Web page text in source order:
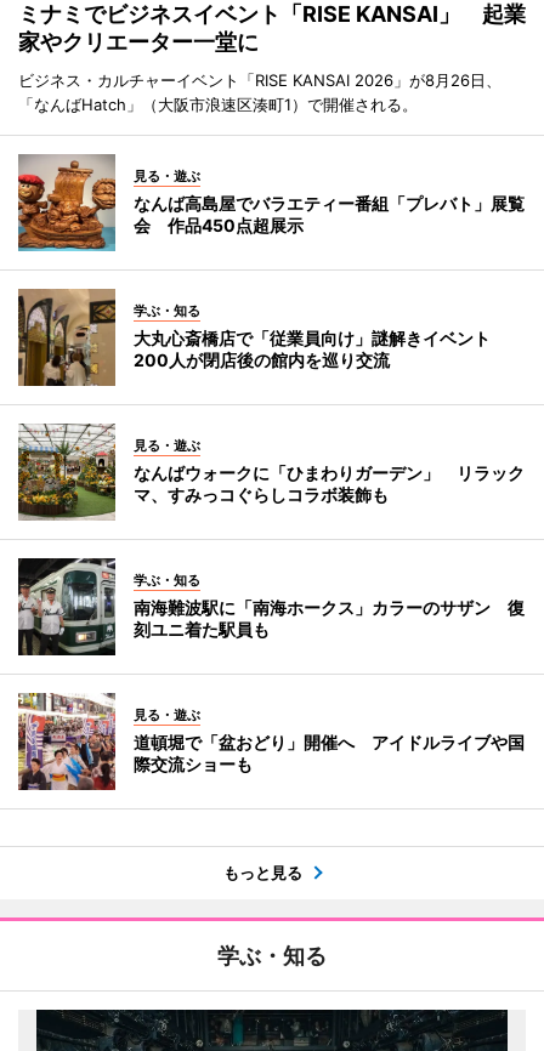
ミナミでビジネスイベント「RISE KANSAI」 起業
家やクリエーター一堂に
ビジネス・カルチャーイベント「RISE KANSAI 2026」が8月26日、
「なんばHatch」（大阪市浪速区湊町1）で開催される。
見る・遊ぶ
なんば高島屋でバラエティー番組「プレバト」展覧
会 作品450点超展示
学ぶ・知る
大丸心斎橋店で「従業員向け」謎解きイベント
200人が閉店後の館内を巡り交流
見る・遊ぶ
なんばウォークに「ひまわりガーデン」 リラック
マ、すみっコぐらしコラボ装飾も
学ぶ・知る
南海難波駅に「南海ホークス」カラーのサザン 復
刻ユニ着た駅員も
見る・遊ぶ
道頓堀で「盆おどり」開催へ アイドルライブや国
際交流ショーも
もっと見る
学ぶ・知る